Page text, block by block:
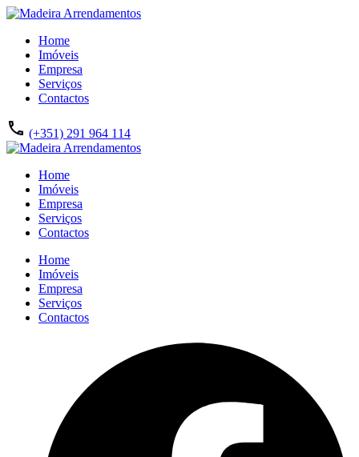
Home
Imóveis
Empresa
Serviços
Contactos
(+351) 291 964 114
Home
Imóveis
Empresa
Serviços
Contactos
Home
Imóveis
Empresa
Serviços
Contactos